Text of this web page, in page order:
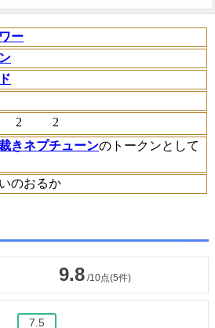
ー
2 2
きネプチューンのトークンとして
のおるか